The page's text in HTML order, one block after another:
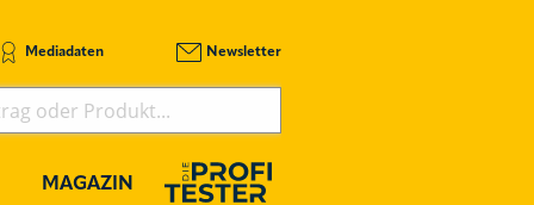
Mediadaten Newsletter
MAGAZIN